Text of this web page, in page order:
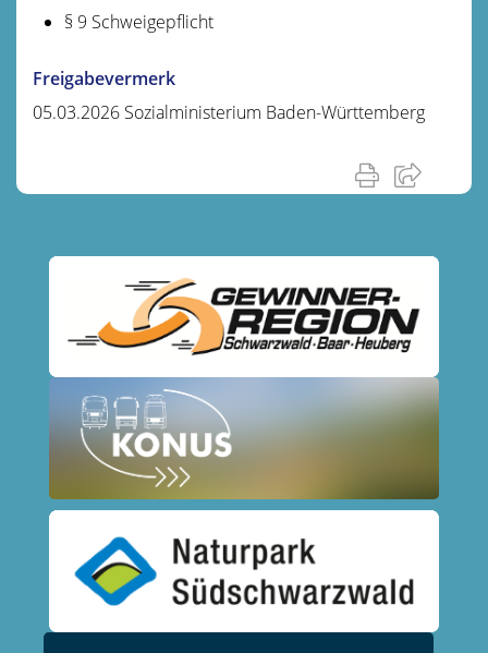
§ 9 Schweigepflicht
Freigabevermerk
05.03.2026 Sozialministerium Baden-Württemberg